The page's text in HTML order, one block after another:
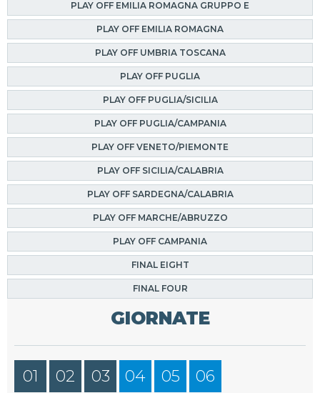
PLAY OFF EMILIA ROMAGNA GRUPPO E
PLAY OFF EMILIA ROMAGNA
PLAY OFF UMBRIA TOSCANA
PLAY OFF PUGLIA
PLAY OFF PUGLIA/SICILIA
PLAY OFF PUGLIA/CAMPANIA
PLAY OFF VENETO/PIEMONTE
PLAY OFF SICILIA/CALABRIA
PLAY OFF SARDEGNA/CALABRIA
PLAY OFF MARCHE/ABRUZZO
PLAY OFF CAMPANIA
FINAL EIGHT
FINAL FOUR
GIORNATE
01 02 03 04 05 06